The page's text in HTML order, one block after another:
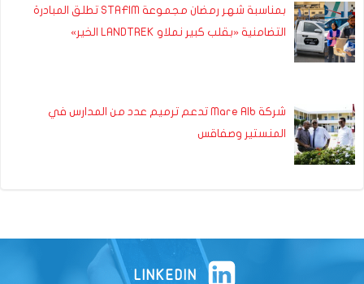
بمناسبة شهر رمضان مجموعة STAFIM تطلق المبادرة
التضامنية «بقلب كبير نملاو LANDTREK الخير»
شركة Mare Alb تدعم ترميم عدد من المدارس في
المنستير وصفاقس
LINKEDIN